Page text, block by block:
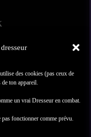
des cookies (pas ceux de
ton appareil.
un vrai Dresseur en combat.
fonctionner comme prévu.